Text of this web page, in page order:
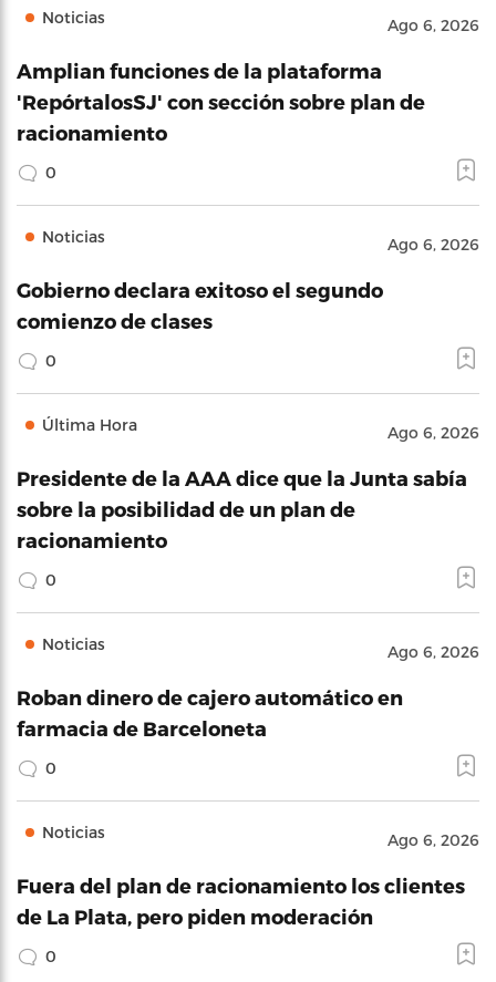
Noticias Ago 6, 2026
Amplian funciones de la plataforma
'RepórtalosSJ' con sección sobre plan de
racionamiento
0
Noticias Ago 6, 2026
Gobierno declara exitoso el segundo
comienzo de clases
0
Última Hora Ago 6, 2026
Presidente de la AAA dice que la Junta sabía
sobre la posibilidad de un plan de
racionamiento
0
Noticias Ago 6, 2026
Roban dinero de cajero automático en
farmacia de Barceloneta
0
Noticias Ago 6, 2026
Fuera del plan de racionamiento los clientes
de La Plata, pero piden moderación
0